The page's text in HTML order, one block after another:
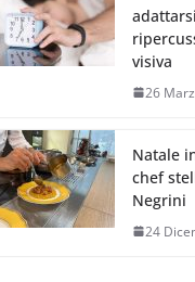
visiva
26
Natale
chef
Negrini
24